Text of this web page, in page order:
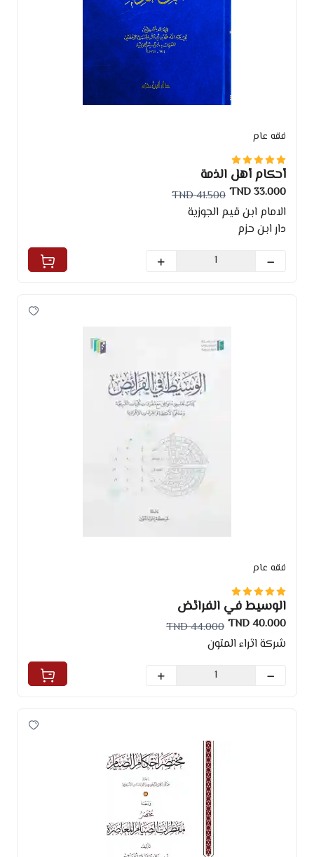
فقه عام
أحكام أهل الذمة
33.000 TND
41.500 TND
الامام ابن قيم الجوزية
دار ابن حزم
فقه عام
الوسيط في الفرائض
40.000 TND
44.000 TND
شركة اثراء المتون